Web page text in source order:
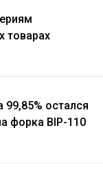
товарах
остался
форка BIP-110